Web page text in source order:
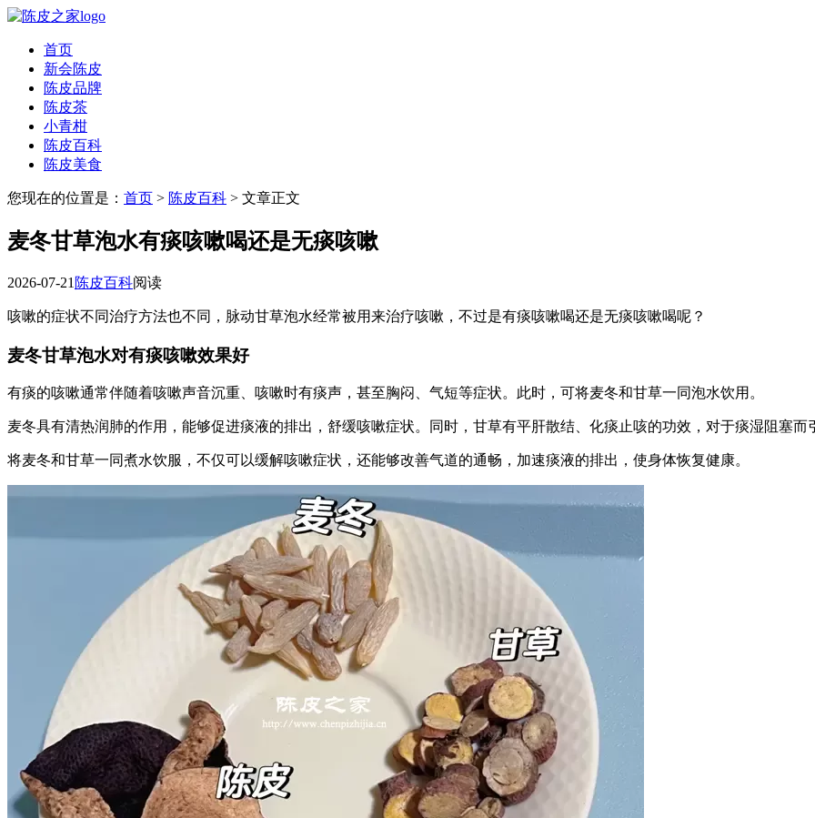
首页
新会陈皮
陈皮品牌
陈皮茶
小青柑
陈皮百科
陈皮美食
您现在的位置是： 首页 > 陈皮百科 > 文章正文
麦冬甘草泡水有痰咳嗽喝还是无痰咳嗽
2026-07-21 陈皮百科阅读
咳嗽的症状不同治疗方法也不同，脉动甘草泡水经常被用来治疗咳嗽，不过是有痰咳嗽喝还是无痰咳嗽喝呢？
麦冬甘草泡水对有痰咳嗽效果好
有痰的咳嗽通常伴随着咳嗽声音沉重、咳嗽时有痰声，甚至胸闷、气短等症状。此时，可将麦冬和甘草一同泡水饮用。
麦冬具有清热润肺的作用，能够促进痰液的排出，舒缓咳嗽症状。同时，甘草有平肝散结、化痰止咳的功效，对于痰湿阻塞而
将麦冬和甘草一同煮水饮服，不仅可以缓解咳嗽症状，还能够改善气道的通畅，加速痰液的排出，使身体恢复健康。